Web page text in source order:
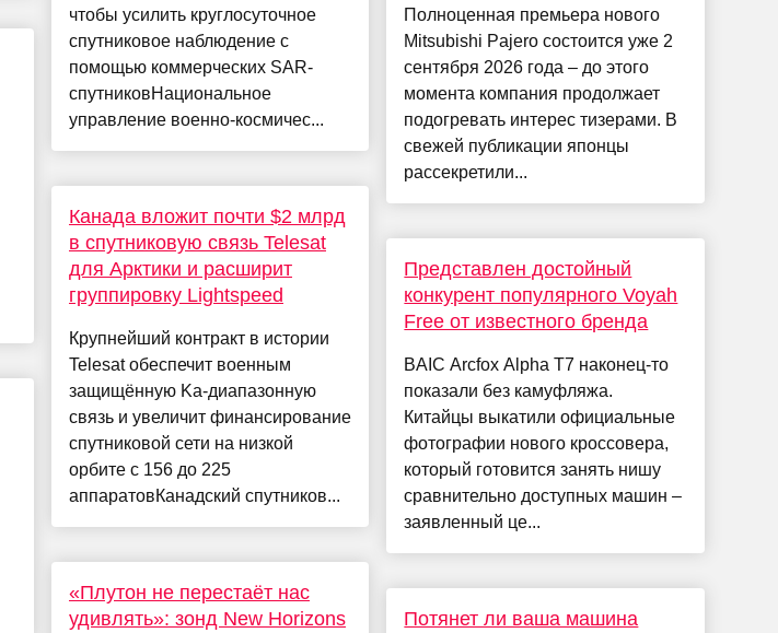
чтобы усилить круглосуточное
спутниковое наблюдение с
помощью коммерческих SAR-
спутниковНациональное
управление военно-космичес...
Канада вложит почти $2 млрд
в спутниковую связь Telesat
для Арктики и расширит
группировку Lightspeed
Крупнейший контракт в истории
Telesat обеспечит военным
защищённую Ka-диапазонную
связь и увеличит финансирование
спутниковой сети на низкой
орбите с 156 до 225
аппаратовКанадский спутников...
«Плутон не перестаёт нас
удивлять»: зонд New Horizons
Полноценная премьера нового
Mitsubishi Pajero состоится уже 2
сентября 2026 года – до этого
момента компания продолжает
подогревать интерес тизерами. В
свежей публикации японцы
рассекретили...
Представлен достойный
конкурент популярного Voyah
Free от известного бренда
BAIC Arcfox Alpha T7 наконец-то
показали без камуфляжа.
Китайцы выкатили официальные
фотографии нового кроссовера,
который готовится занять нишу
сравнительно доступных машин –
заявленный це...
Потянет ли ваша машина